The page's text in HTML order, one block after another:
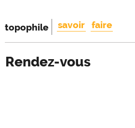
topophile savoir faire
Rendez-vous